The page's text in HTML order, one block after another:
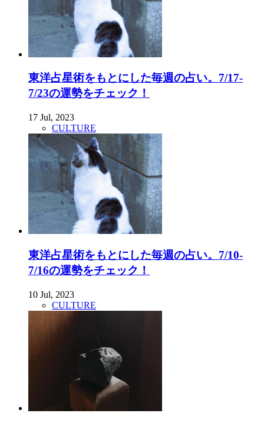
東洋占星術をもとにした毎週の占い。7/17-
7/23の運勢をチェック！
17 Jul, 2023
CULTURE
東洋占星術をもとにした毎週の占い。7/10-
7/16の運勢をチェック！
10 Jul, 2023
CULTURE